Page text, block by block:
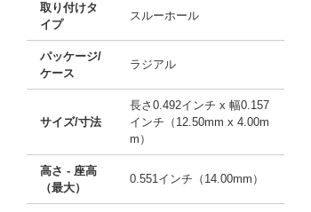
取り付けタ
イプ
スルーホール
パッケージ/
ケース
ラジアル
サイズ/寸法
長さ0.492インチ x 幅0.157
インチ（12.50mm x 4.00m
m）
高さ - 座高
（最大）
0.551インチ（14.00mm）